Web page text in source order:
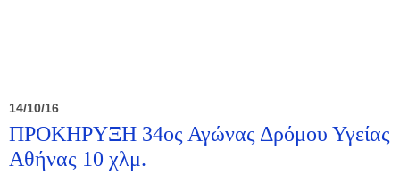
14/10/16
ΠΡΟΚΗΡΥΞΗ 34ος Αγώνας Δρόμου Υγείας
Αθήνας 10 χλμ.